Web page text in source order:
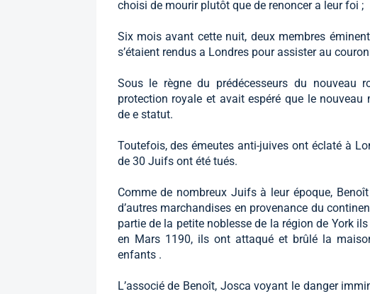
choisi de mourir plutôt que de renoncer a leur foi ;
Six mois avant cette nuit, deux membres
s’étaient rendus a Londres pour assister au
Sous le règne du prédécesseurs du
protection royale et avait espéré que le nouveau
de e statut.
Toutefois, des émeutes anti-juives ont éclaté à
de 30 Juifs ont été tués.
Comme de nombreux Juifs à leur époque,
d’autres marchandises en provenance du
partie de la petite noblesse de la région de York
en Mars 1190, ils ont attaqué et brûlé la
enfants .
L’associé de Benoît, Josca voyant le danger